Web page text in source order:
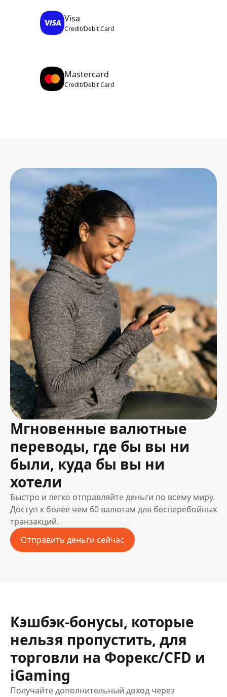
Visa
Credit/Debit Card
Mastercard
Credit/Debit Card
Мгновенные валютные
переводы, где бы вы ни
были, куда бы вы ни
хотели
Быстро и легко отправляйте деньги по всему миру.
Доступ к более чем 60 валютам для бесперебойных
транзакций.
Отправить деньги сейчас
Кэшбэк-бонусы, которые
нельзя пропустить, для
торговли на Форекс/CFD и
iGaming
Получайте дополнительный доход через